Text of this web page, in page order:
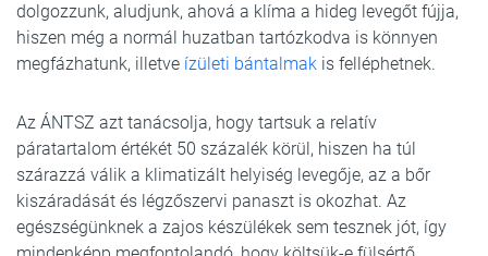
dolgozzunk, aludjunk, ahová a klíma a hideg levegőt fújja,
hiszen még a normál huzatban tartózkodva is könnyen
megfázhatunk, illetve ízületi bántalmak is felléphetnek.
Az ÁNTSZ azt tanácsolja, hogy tartsuk a relatív
páratartalom értékét 50 százalék körül, hiszen ha túl
szárazzá válik a klimatizált helyiség levegője, az a bőr
kiszáradását és légzőszervi panaszt is okozhat. Az
egészségünknek a zajos készülékek sem tesznek jót, így